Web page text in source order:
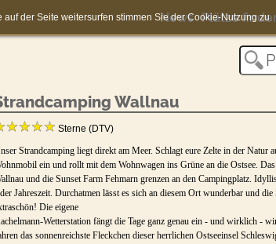
News Plätze
Wallnau
Sterne (DTV)
Strandcamping liegt direkt am Meer. Schlagt eure Zelte in der Natur
ein und rollt mit dem Wohnwagen ins Grüne an die Ostsee.
und die Sunset Farm Fehmarn grenzen an den Campingplatz.
Jahreszeit. Durchatmen lässt es sich an diesem Ort wunderbar und die
Die eigene
Wetterstation fängt die Tage ganz genau ein - und wirklich -
das sonnenreichste Fleckchen dieser herrlichen Ostseeinsel
auf der Seite weitersurfen stimmen Sie der Cookie-Nutzung